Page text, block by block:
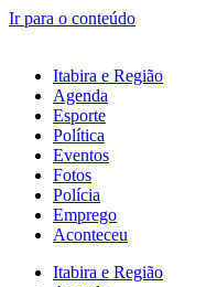
Ir para o conteúdo
Itabira e Região
Agenda
Esporte
Política
Eventos
Fotos
Polícia
Emprego
Aconteceu
Itabira e Região